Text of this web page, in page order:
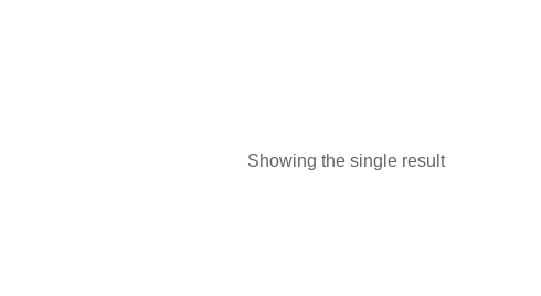
Showing the single result